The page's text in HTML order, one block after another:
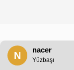
N
nacer
Yüzbaşı